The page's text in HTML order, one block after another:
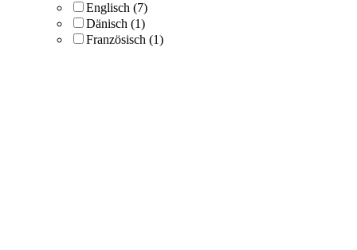
Englisch (7)
Dänisch (1)
Französisch (1)